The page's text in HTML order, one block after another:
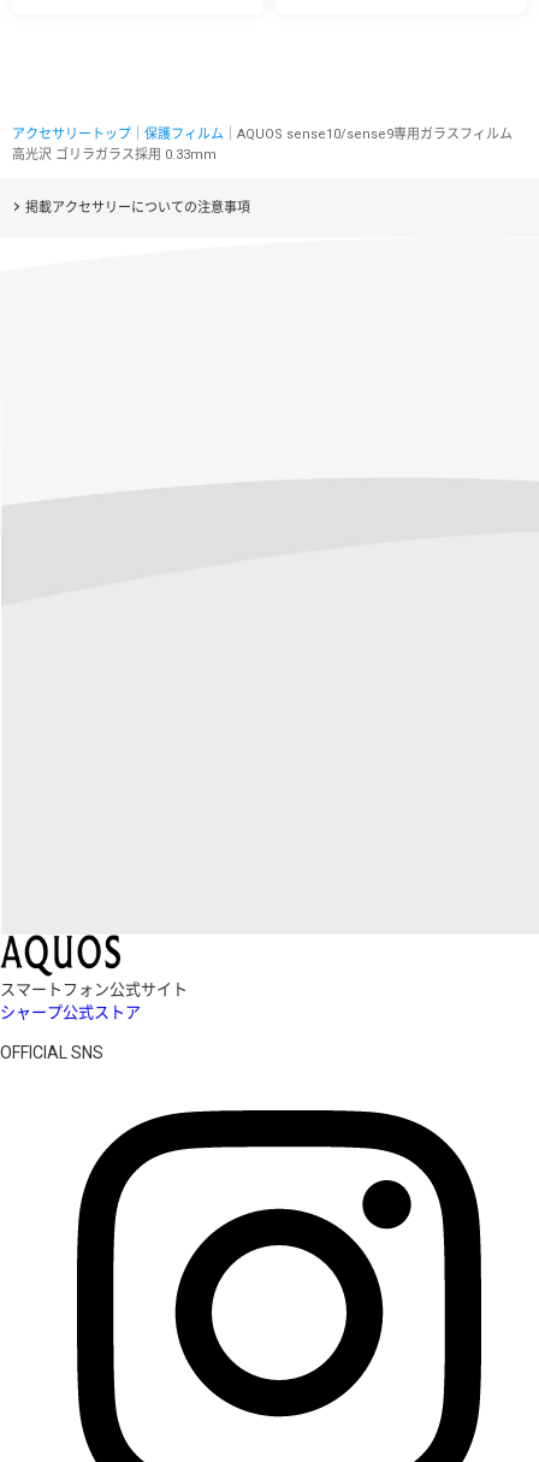
アクセサリートップ 保護フィルム ｜AQUOS sense10/sense9専用ガラスフィルム
高光沢 ゴリラガラス採用 0.33mm
掲載アクセサリーについての注意事項
スマートフォン公式サイト
シャープ公式ストア
OFFICIAL SNS